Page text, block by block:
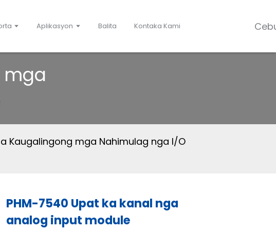
Aplikasyon Balita Kontaka Kami
mga
Kaugalingong mga Nahimulag nga I/O
Loading...
Loading...
PHM-7540 Upat ka kanal nga
analog input module